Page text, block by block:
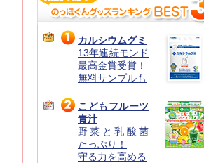
カルシウムグミ
13年連続モンド
最高金賞受賞！
無料サンプルも
こどもフルーツ
青汁
野菜と乳酸菌
たっぷり！
守る力を高める